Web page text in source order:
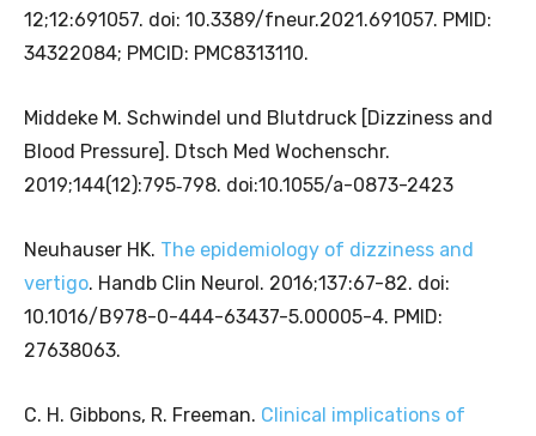
12;12:691057. doi: 10.3389/fneur.2021.691057. PMID:
34322084; PMCID: PMC8313110.
Middeke M. Schwindel und Blutdruck [Dizziness and
Blood Pressure]. Dtsch Med Wochenschr.
2019;144(12):795‐798. doi:10.1055/a-0873-2423
Neuhauser HK. The epidemiology of dizziness and
vertigo. Handb Clin Neurol. 2016;137:67-82. doi:
10.1016/B978-0-444-63437-5.00005-4. PMID:
27638063.
C. H. Gibbons, R. Freeman. Clinical implications of